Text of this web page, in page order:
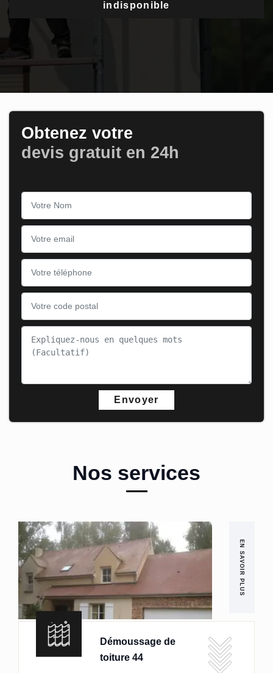
indisponible
Obtenez votre
devis gratuit en 24h
Nos services
EN SAVOIR PLUS
Démoussage de
toiture 44